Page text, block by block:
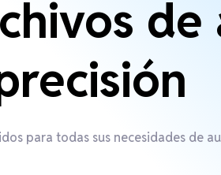
para todas sus necesidades de